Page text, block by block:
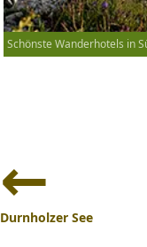
Schönste Wanderhotels in
Navigation
Durnholzer See